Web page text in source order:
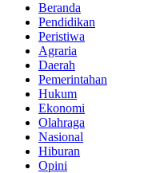
Beranda
Pendidikan
Peristiwa
Agraria
Daerah
Pemerintahan
Hukum
Ekonomi
Olahraga
Nasional
Hiburan
Opini